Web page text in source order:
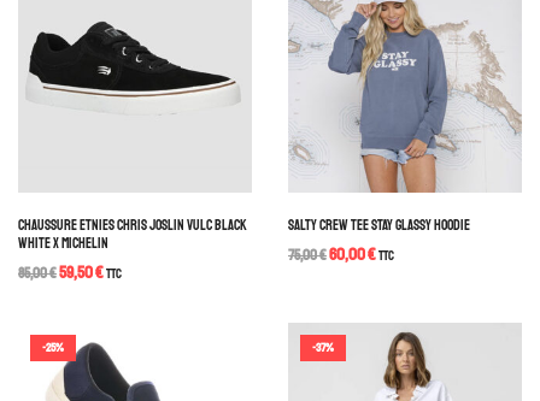
CHAUSSURE ETNIES CHRIS JOSLIN VULC BLACK
WHITE X MICHELIN
85,00€59,50€TTC
SALTY CREW TEE STAY GLASSY HOODIE
75,00€60,00€TTC
-25% -37%